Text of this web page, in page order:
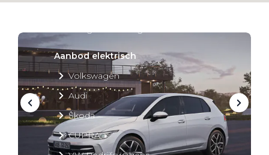
Aanbod elektrisch
Volkswagen
Audi
Škoda
CUPRA